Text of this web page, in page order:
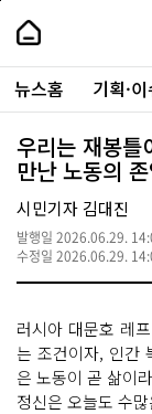
본
로
가
내
손
안
에
서
울
-
서
울
시
대
표
소
통
포
주
요
서
뉴스홈 기획·
우리는 재봉틀
만난 노동의
시민기자 김대진
발행일 2026.06.29.
수정일 2026.06.29.
러시아 대문호 레
는 조건이자, 인간
은 노동이 곧 삶이
정신은 오늘도 수
페
상
단
로